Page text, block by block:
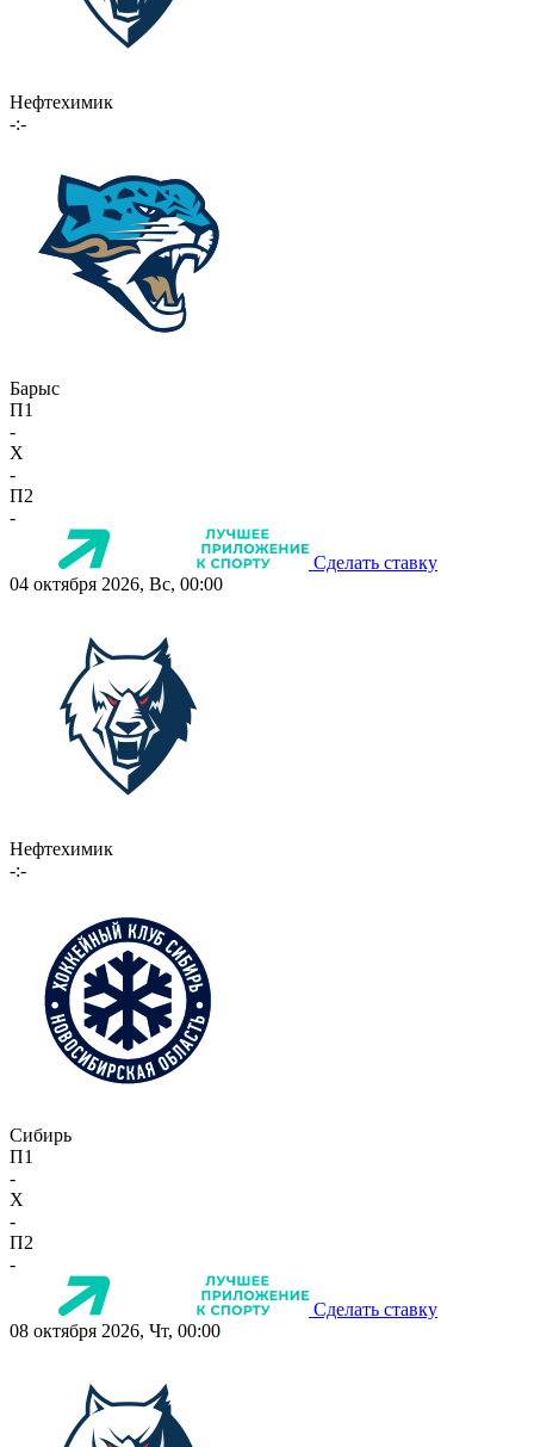
Нефтехимик
-:-
Барыс
П1
-
X
-
П2
-
Сделать ставку
04 октября 2026, Вс, 00:00
Нефтехимик
-:-
Сибирь
П1
-
X
-
П2
-
Сделать ставку
08 октября 2026, Чт, 00:00